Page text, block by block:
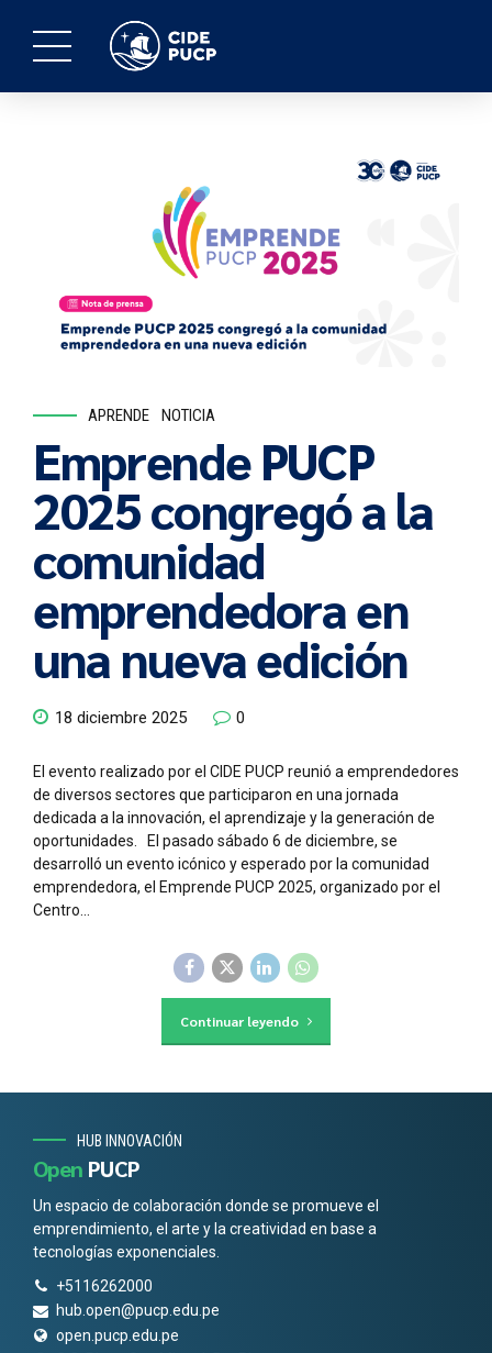
APRENDE NOTICIA
Emprende PUCP
2025 congregó a la
comunidad
emprendedora en
una nueva edición
18 diciembre 2025 0
El evento realizado por el CIDE PUCP reunió a emprendedores
de diversos sectores que participaron en una jornada
dedicada a la innovación, el aprendizaje y la generación de
oportunidades. El pasado sábado 6 de diciembre, se
desarrolló un evento icónico y esperado por la comunidad
emprendedora, el Emprende PUCP 2025, organizado por el
Centro...
Continuar leyendo
HUB INNOVACIÓN
Open PUCP
Un espacio de colaboración donde se promueve el
emprendimiento, el arte y la creatividad en base a
tecnologías exponenciales.
+5116262000
hub.open@pucp.edu.pe
open.pucp.edu.pe